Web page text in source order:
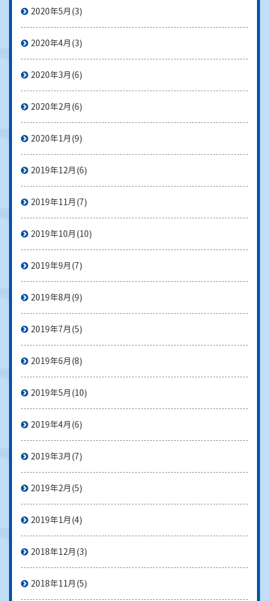
2020年5月 (3)
2020年4月 (3)
2020年3月 (6)
2020年2月 (6)
2020年1月 (9)
2019年12月 (6)
2019年11月 (7)
2019年10月 (10)
2019年9月 (7)
2019年8月 (9)
2019年7月 (5)
2019年6月 (8)
2019年5月 (10)
2019年4月 (6)
2019年3月 (7)
2019年2月 (5)
2019年1月 (4)
2018年12月 (3)
2018年11月 (5)